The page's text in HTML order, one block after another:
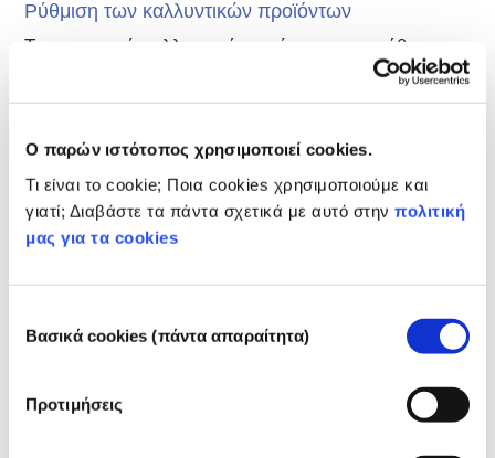
Ο παρών ιστότοπος χρησιμοποιεί cookies.
Τι είναι το cookie; Ποια cookies χρησιμοποιούμε και
γιατί; Διαβάστε τα πάντα σχετικά με αυτό στην πολιτική
μας για τα cookies
συγκατάθεσης
Βασικά cookies (πάντα απαραίτητα)
Προτιμήσεις
Ρύθμιση των καλλυντικών προϊόντων
Τα συστατικά καλλυντικών υπόκεινται σε ρύθμιση.
Παρακαλούμε σημειώστε ότι μπορεί να ισχύουν
Γνωρίστε τα καλλυντικά
σας
Πώς διατηρούνται ασφαλή τα καλλυντικά
Η αυστηρή νομοθεσία διασφαλίζει ότι τα
καλλυντικά που πωλούνται στην Ευρωπαϊκή